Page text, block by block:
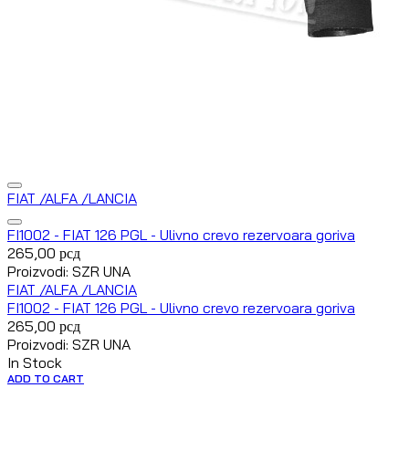
FIAT /ALFA /LANCIA
FI1002 - FIAT 126 PGL - Ulivno crevo rezervoara goriva
265,00 рсд
Proizvodi: SZR UNA
FIAT /ALFA /LANCIA
FI1002 - FIAT 126 PGL - Ulivno crevo rezervoara goriva
265,00 рсд
Proizvodi: SZR UNA
In Stock
ADD TO CART